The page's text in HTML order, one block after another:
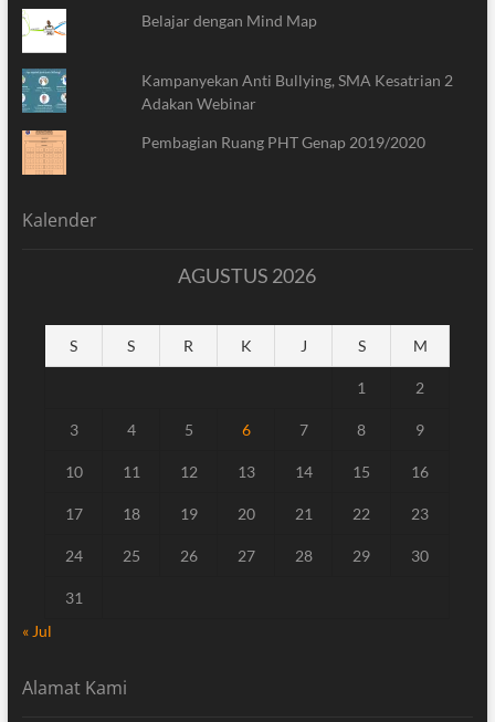
Belajar dengan Mind Map
Kampanyekan Anti Bullying, SMA Kesatrian 2
Adakan Webinar
Pembagian Ruang PHT Genap 2019/2020
Kalender
AGUSTUS 2026
S S R K J S M
1 2
3 4 5 6 7 8 9
10 11 12 13 14 15 16
17 18 19 20 21 22 23
24 25 26 27 28 29 30
31
« Jul
Alamat Kami